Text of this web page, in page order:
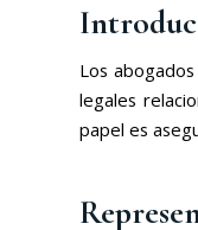
Los
legales
papel es